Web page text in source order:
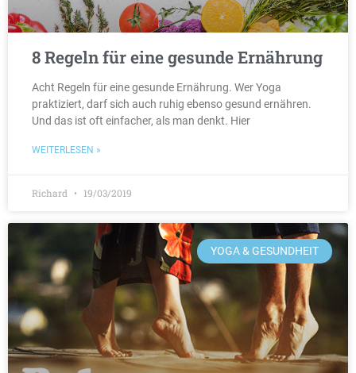
8 Regeln für eine gesunde Ernährung
Acht Regeln für eine gesunde Ernährung. Wer Yoga
praktiziert, darf sich auch ruhig ebenso gesund ernähren.
Und das ist oft einfacher, als man denkt. Hier
WEITERLESEN »
Richard 19/03/2019
YOGA & GESUNDHEIT